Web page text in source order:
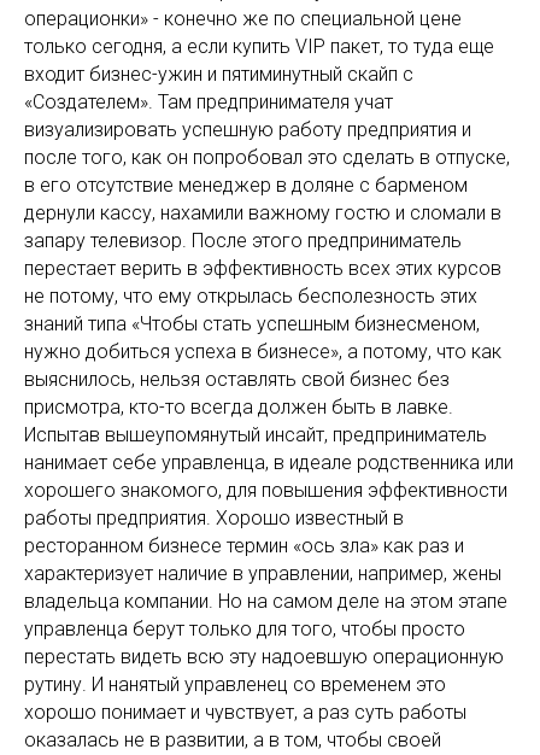
операционки» - конечно же по специальной цене
только сегодня, а если купить VIP пакет, то туда еще
входит бизнес-ужин и пятиминутный скайп с
«Создателем». Там предпринимателя учат
визуализировать успешную работу предприятия и
после того, как он попробовал это сделать в отпуске,
в его отсутствие менеджер в доляне с барменом
дернули кассу, нахамили важному гостю и сломали в
запару телевизор. После этого предприниматель
перестает верить в эффективность всех этих курсов
не потому, что ему открылась бесполезность этих
знаний типа «Чтобы стать успешным бизнесменом,
нужно добиться успеха в бизнесе», а потому, что как
выяснилось, нельзя оставлять свой бизнес без
присмотра, кто-то всегда должен быть в лавке.
Испытав вышеупомянутый инсайт, предприниматель
нанимает себе управленца, в идеале родственника или
хорошего знакомого, для повышения эффективности
работы предприятия. Хорошо известный в
ресторанном бизнесе термин «ось зла» как раз и
характеризует наличие в управлении, например, жены
владельца компании. Но на самом деле на этом этапе
управленца берут только для того, чтобы просто
перестать видеть всю эту надоевшую операционную
рутину. И нанятый управленец со временем это
хорошо понимает и чувствует, а раз суть работы
оказалась не в развитии, а в том, чтобы своей